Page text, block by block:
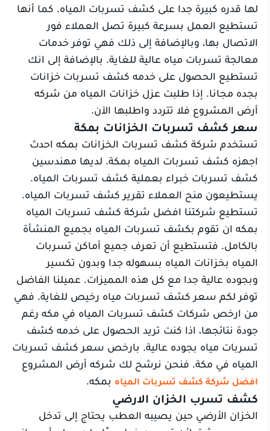
لها قدره كبيرة جدا على كشف تسربات المياه. كما أنها
تستطيع العمل بسرعة كبيرة تصل العملاء فور
الاتصال بها، وبالإضافة إلى ذلك فهي توفر خدمات
معالجة تسربات مياه عالية للغاية. بالإضافة إلى انك
تستطيع الحصول على خدمه كشف تسربات خزانات
بجده مجانا. إذا طلبت عزل خزانات المياه من شركه
أرض المشروع فلا تتردد واطلبها الآن.
سعر كشف تسربات الخزانات بمكة
تستخدم شركة كشف تسربات الخزانات بمكه احدث
اجهزه كشف تسربات المياه بمكة. لديها مهندسين
كشف تسربات خبراء بعملية كشف تسربات المياه.
يستطيعون منح العملاء تقرير كشف تسربات المياه.
تستطيع شركتنا افضل شركة كشف تسربات المياه
بمكه ان تقوم بكشف تسربات المياه بجميع المنشأة
بالكامل. فتستطيع أن تعرف جميع أماكن تسربات
المياه بخزانات المياه بسهوله جدا وبدون تكسير
وبجوده عالية جدا مع كل هذه المميزات. عميلنا الفاضل
توفر لكم سعر كشف تسربات مياه رخيص للغاية. فهي
من ارخص شركات كشف تسربات المياه في مكه رغم
جودة نتائجها، اذا كنت تريد الحصول على خدمه كشف
تسربات مياه بجوده عالية. بارخص سعر كشف تسربات
المياه في مكة. فنحن نرشح لك شركه أرض المشروع
افضل شركة كشف تسربات المياه بمكه.
كشف تسرب الخزان الارضي
الخزان الأرضي حين يصيبه العطب يحتاج إلى تدخل